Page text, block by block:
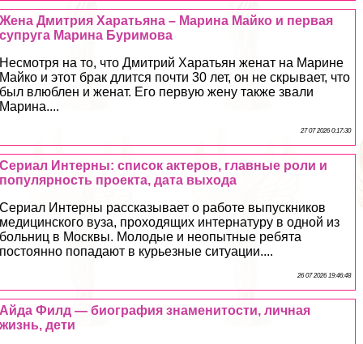
Жена Дмитрия Харатьяна – Марина Майко и первая
супруга Марина Буримова
Несмотря на то, что Дмитрий Харатьян женат на Марине
Майко и этот бpaк длится почти 30 лет, он не скрывает, что
был влюблен и женат. Его первую жену также звали
Марина....
27 07 2026 0:17:30
Сериал Интерны: список актеров, главные роли и
популярность проекта, дата выхода
Сериал Интерны рассказывает о работе выпускников
медицинского вуза, проходящих интернатуру в одной из
больниц в Москвы. Молодые и неопытные ребята
постоянно попадают в курьезные ситуации....
26 07 2026 19:46:48
Айда Филд — биография знаменитости, личная
жизнь, дети